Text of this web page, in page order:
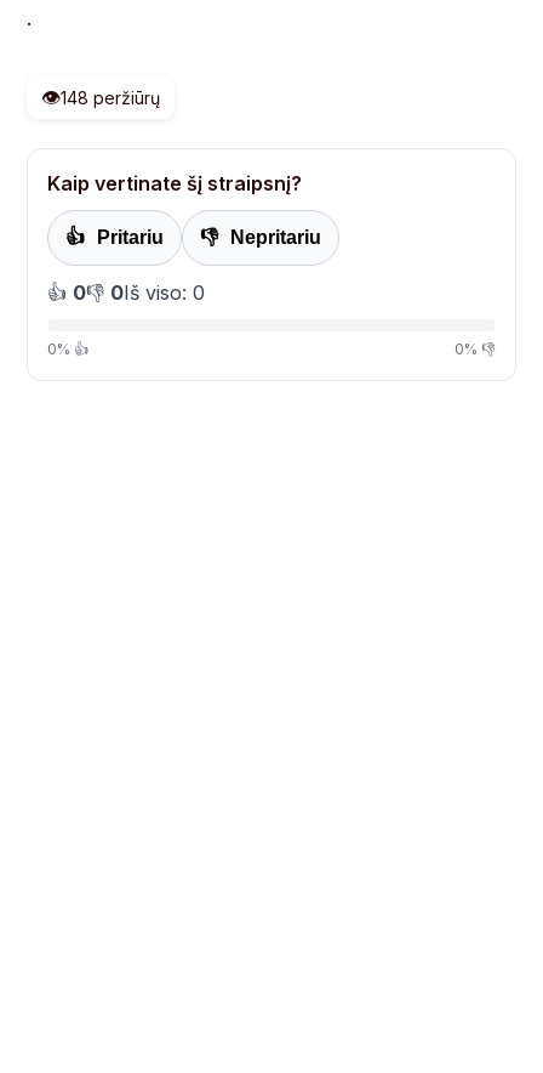
.
👁️148 peržiūrų
Kaip vertinate šį straipsnį?
👍 Pritariu 👎 Nepritariu
👍 0👎 0Iš viso: 0
0% 👍 0% 👎